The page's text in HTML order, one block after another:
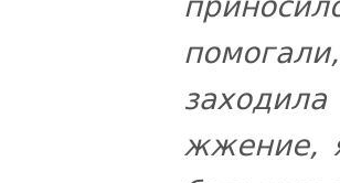
жжение,